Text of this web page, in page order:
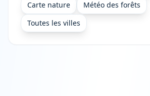
Carte nature
Météo des forêts
Toutes les villes